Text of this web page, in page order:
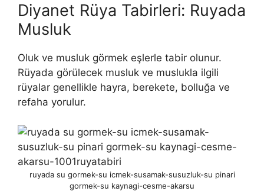
Diyanet Rüya Tabirleri: Ruyada
Musluk
Oluk ve musluk görmek eşlerle tabir olunur.
Rüyada görülecek musluk ve muslukla ilgili
rüyalar genellikle hayra, berekete, bolluğa ve
refaha yorulur.
ruyada su gormek-su icmek-susamak-susuzluk-su pinari
gormek-su kaynagi-cesme-akarsu